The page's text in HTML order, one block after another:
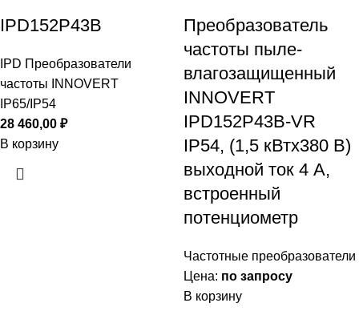
IPD152P43B
IPD Преобразователи
частоты INNOVERT
IP65/IP54
28 460,00 ₽
В корзину
Преобразователь
частоты пыле-
влагозащищенный
INNOVERT
IPD152P43B-VR
IP54, (1,5 кВтx380 В)
выходной ток 4 А,
встроенный
потенциометр
Частотные преобразователи
Цена: по запросу
В корзину